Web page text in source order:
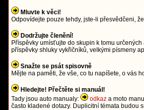
Mluvte k věci!
Odpovídejte pouze tehdy, jste-li přesvědčeni,
Dodržujte členění!
Příspěvky umísťujte do skupin k tomu
příspěvky shluky vykřičníků, velkými písmeny
Snažte se psát spisovně
Mějte na paměti, že vše, co tu napíšete, o vás
Hledejte! Přečtěte si manuál!
Tady jsou auto manualy:
odkaz a moto
často kladené dotazy. Duplicitní témata budou